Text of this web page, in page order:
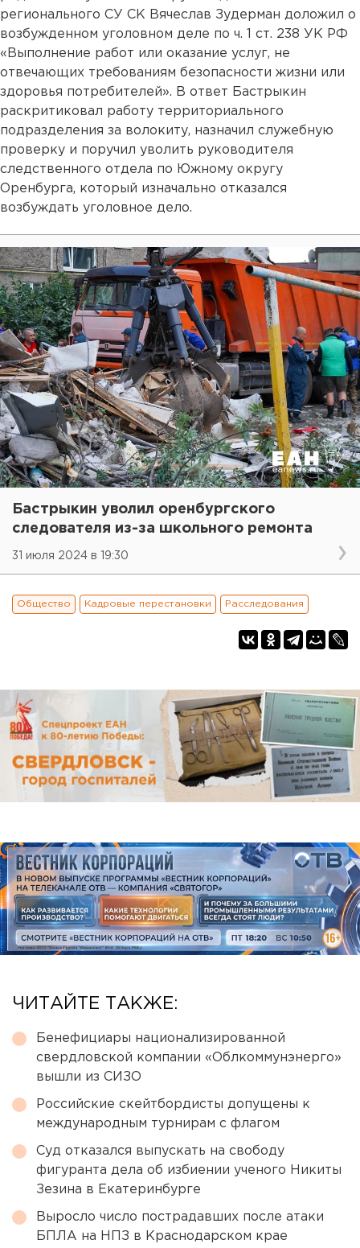
регионального СУ СК Вячеслав Зудерман доложил о
возбужденном уголовном деле по ч. 1 ст. 238 УК РФ
«Выполнение работ или оказание услуг, не
отвечающих требованиям безопасности жизни или
здоровья потребителей». В ответ Бастрыкин
раскритиковал работу территориального
подразделения за волокиту, назначил служебную
проверку и поручил уволить руководителя
следственного отдела по Южному округу
Оренбурга, который изначально отказался
возбуждать уголовное дело.
Бастрыкин уволил оренбургского
следователя из-за школьного ремонта
31 июля 2024 в 19:30
Общество Кадровые перестановки Расследования
ЧИТАЙТЕ ТАКЖЕ:
Бенефициары национализированной
свердловской компании «Облкоммунэнерго»
вышли из СИЗО
Российские скейтбордисты допущены к
международным турнирам с флагом
Суд отказался выпускать на свободу
фигуранта дела об избиении ученого Никиты
Зезина в Екатеринбурге
Выросло число пострадавших после атаки
БПЛА на НПЗ в Краснодарском крае